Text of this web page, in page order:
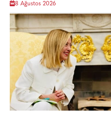
8 Ağustos 2026